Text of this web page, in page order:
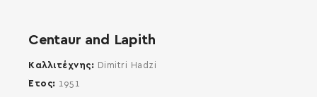
Centaur and Lapith
Καλλιτέχνης
Dimitri Hadzi
Έτος
1951